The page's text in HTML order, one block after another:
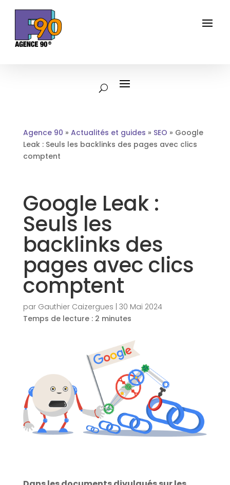
Agence 90 » Actualités et guides » SEO » Google
Leak : Seuls les backlinks des pages avec clics
comptent
Google Leak :
Seuls les
backlinks des
pages avec clics
comptent
par Gauthier Caizergues 30 Mai 2024
Temps de lecture : 2 minutes